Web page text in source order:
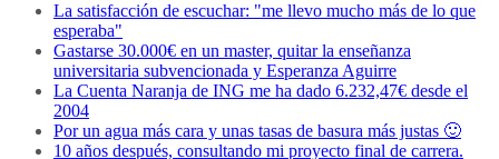
La satisfacción de escuchar: "me llevo mucho más de lo que
esperaba"
Gastarse 30.000€ en un master, quitar la enseñanza
universitaria subvencionada y Esperanza Aguirre
La Cuenta Naranja de ING me ha dado 6.232,47€ desde el
2004
Por un agua más cara y unas tasas de basura más justas 🙂
10 años después, consultando mi proyecto final de carrera.